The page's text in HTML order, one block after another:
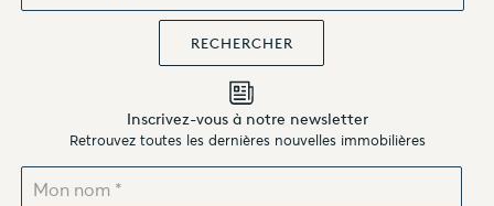
Inscrivez-vous à notre newsletter
Retrouvez toutes les dernières nouvelles immobilières